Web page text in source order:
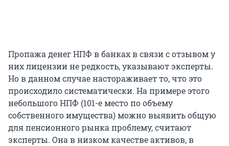
Пропажа денег НПФ в банках в связи с отзывом у
них лицензии не редкость, указывают эксперты.
Но в данном случае настораживает то, что это
происходило систематически. На примере этого
небольшого НПФ (101-е место по объему
собственного имущества) можно выявить общую
для пенсионного рынка проблему, считают
эксперты. Она в низком качестве активов, в